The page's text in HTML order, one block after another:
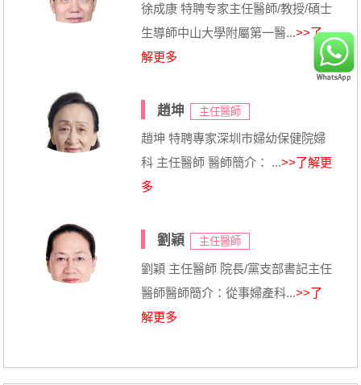
徐成康 特聘专家主任醫師/教授/碩士
生導師中山大學附屬第一醫...>>了
解更多
趙坤 主任醫師
趙坤 特聘專家深圳市婦幼保健院婦
科 主任醫師 醫師簡介： ...>>了解更
多
劉穎 主任醫師
劉穎 主任醫師 院長/黨支部書記主任
醫師醫師簡介：從事婦產科...>>了
解更多